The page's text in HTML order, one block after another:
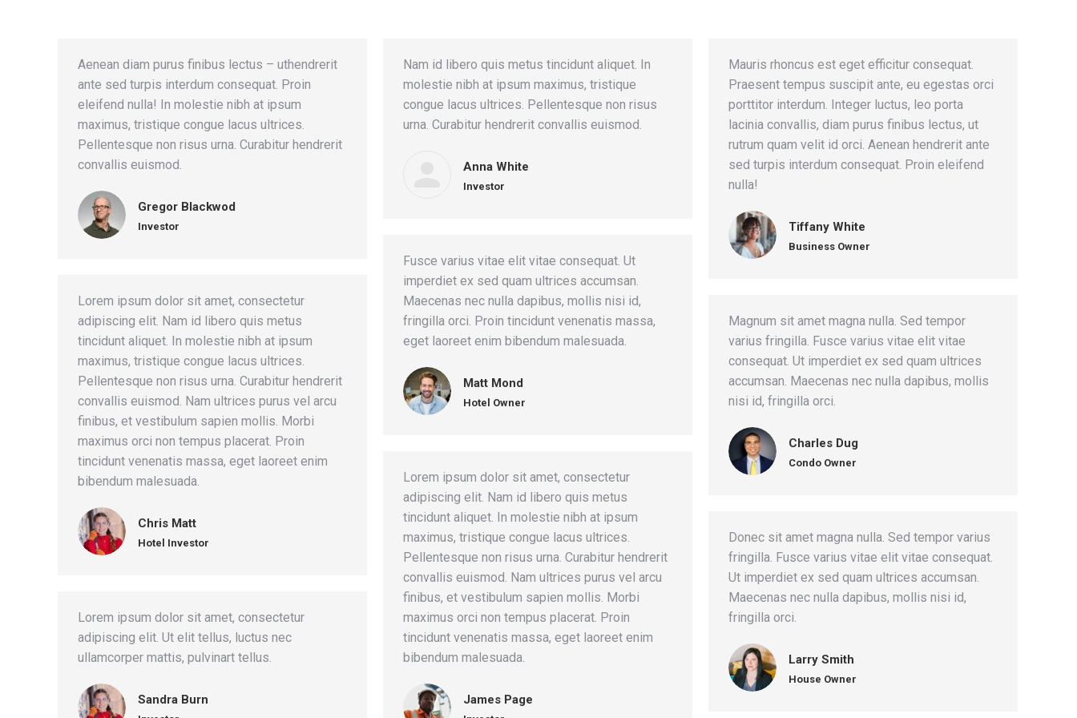
Aenean diam purus finibus lectus – uthendrerit
ante sed turpis interdum consequat. Proin
eleifend nulla! In molestie nibh at ipsum
maximus, tristique congue lacus ultrices.
Pellentesque non risus urna. Curabitur hendrerit
convallis euismod.
Gregor Blackwod
Investor
Nam id libero quis metus tincidunt aliquet. In
molestie nibh at ipsum maximus, tristique
congue lacus ultrices. Pellentesque non risus
urna. Curabitur hendrerit convallis euismod.
Anna White
Investor
Mauris rhoncus est eget efficitur consequat.
Praesent tempus suscipit ante, eu egestas orci
porttitor interdum. Integer luctus, leo porta
lacinia convallis, diam purus finibus lectus, ut
rutrum quam velit id orci. Aenean hendrerit ante
sed turpis interdum consequat. Proin eleifend
nulla!
Tiffany White
Business Owner
Fusce varius vitae elit vitae consequat. Ut
imperdiet ex sed quam ultrices accumsan.
Maecenas nec nulla dapibus, mollis nisi id,
fringilla orci. Proin tincidunt venenatis massa,
eget laoreet enim bibendum malesuada.
Matt Mond
Hotel Owner
Lorem ipsum dolor sit amet, consectetur
adipiscing elit. Nam id libero quis metus
tincidunt aliquet. In molestie nibh at ipsum
maximus, tristique congue lacus ultrices.
Pellentesque non risus urna. Curabitur hendrerit
convallis euismod. Nam ultrices purus vel arcu
finibus, et vestibulum sapien mollis. Morbi
maximus orci non tempus placerat. Proin
tincidunt venenatis massa, eget laoreet enim
bibendum malesuada.
Chris Matt
Hotel Investor
Magnum sit amet magna nulla. Sed tempor
varius fringilla. Fusce varius vitae elit vitae
consequat. Ut imperdiet ex sed quam ultrices
accumsan. Maecenas nec nulla dapibus, mollis
nisi id, fringilla orci.
Charles Dug
Condo Owner
Lorem ipsum dolor sit amet, consectetur
adipiscing elit. Nam id libero quis metus
tincidunt aliquet. In molestie nibh at ipsum
maximus, tristique congue lacus ultrices.
Pellentesque non risus urna. Curabitur hendrerit
convallis euismod. Nam ultrices purus vel arcu
finibus, et vestibulum sapien mollis. Morbi
maximus orci non tempus placerat. Proin
tincidunt venenatis massa, eget laoreet enim
bibendum malesuada.
James Page
Donec sit amet magna nulla. Sed tempor varius
fringilla. Fusce varius vitae elit vitae consequat.
Ut imperdiet ex sed quam ultrices accumsan.
Maecenas nec nulla dapibus, mollis nisi id,
fringilla orci.
Larry Smith
House Owner
Lorem ipsum dolor sit amet, consectetur
adipiscing elit. Ut elit tellus, luctus nec
ullamcorper mattis, pulvinart tellus.
Sandra Burn